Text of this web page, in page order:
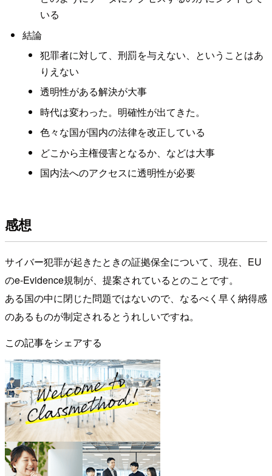
いる
結論
犯罪者に対して、刑罰を与えない、ということはあ
りえない
透明性がある解決が大事
時代は変わった。明確性が出てきた。
色々な国が国内の法律を改正している
どこから主権侵害となるか、などは大事
国内法へのアクセスに透明性が必要
感想
サイバー犯罪が起きたときの証拠保全について、現在、EU
のe-Evidence規制が、提案されているとのことです。
ある国の中に閉じた問題ではないので、なるべく早く納得感
のあるものが制定されるとうれしいですね。
この記事をシェアする